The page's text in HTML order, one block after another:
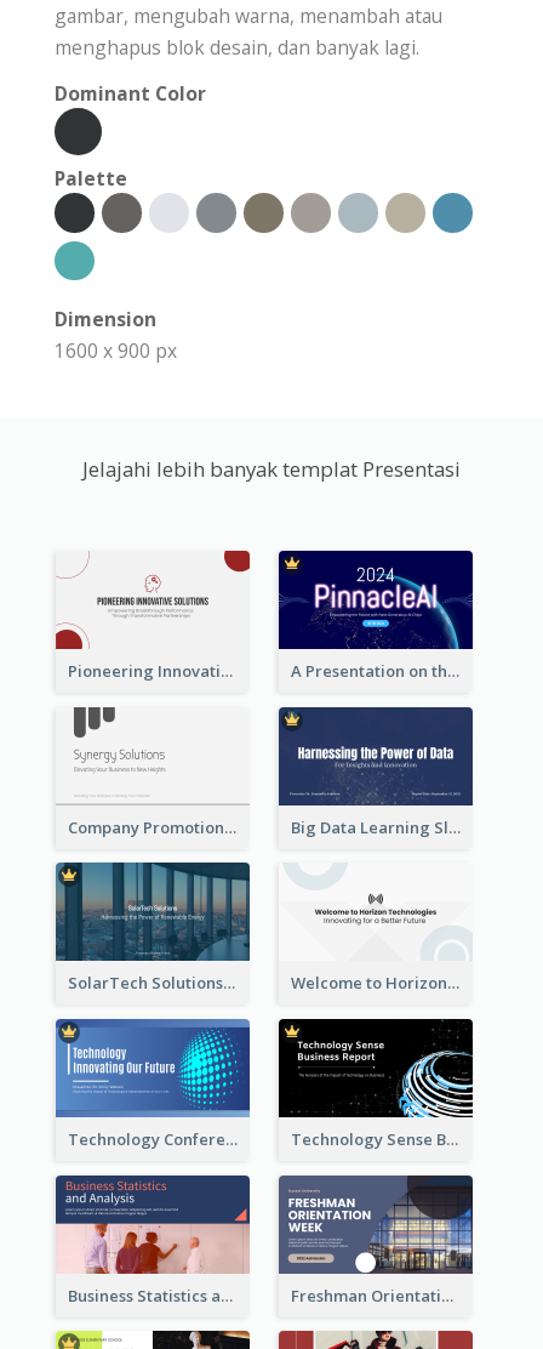
gambar, mengubah warna, menambah atau
menghapus blok desain, dan banyak lagi.
Dominant Color
Palette
Dimension
1600 x 900 px
Jelajahi lebih banyak templat Presentasi
Pioneering Innovative Solutions Company Overview A Presentation on the Revolutionary Development of AI Chips
Company Promotion Presentation Big Data Learning Slide
SolarTech Solutions Company Overview Welcome to Horizon Technologies- Innovating for a Better Future
Technology Conference Presentation Technology Sense Business Report
Business Statistics and Analysis Presentation Freshman Orientation Week Presentation